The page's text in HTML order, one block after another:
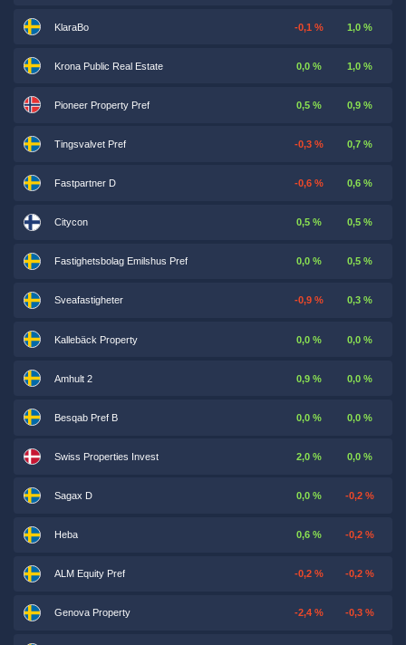
KlaraBo -0,1 % 1,0 %
Krona Public Real Estate 0,0 % 1,0 %
Pioneer Property Pref 0,5 % 0,9 %
Tingsvalvet Pref -0,3 % 0,7 %
Fastpartner D -0,6 % 0,6 %
Citycon 0,5 % 0,5 %
Fastighetsbolag Emilshus Pref 0,0 % 0,5 %
Sveafastigheter -0,9 % 0,3 %
Kallebäck Property 0,0 % 0,0 %
Amhult 2 0,9 % 0,0 %
Besqab Pref B 0,0 % 0,0 %
Swiss Properties Invest 2,0 % 0,0 %
Sagax D 0,0 % -0,2 %
Heba 0,6 % -0,2 %
ALM Equity Pref -0,2 % -0,2 %
Genova Property -2,4 % -0,3 %